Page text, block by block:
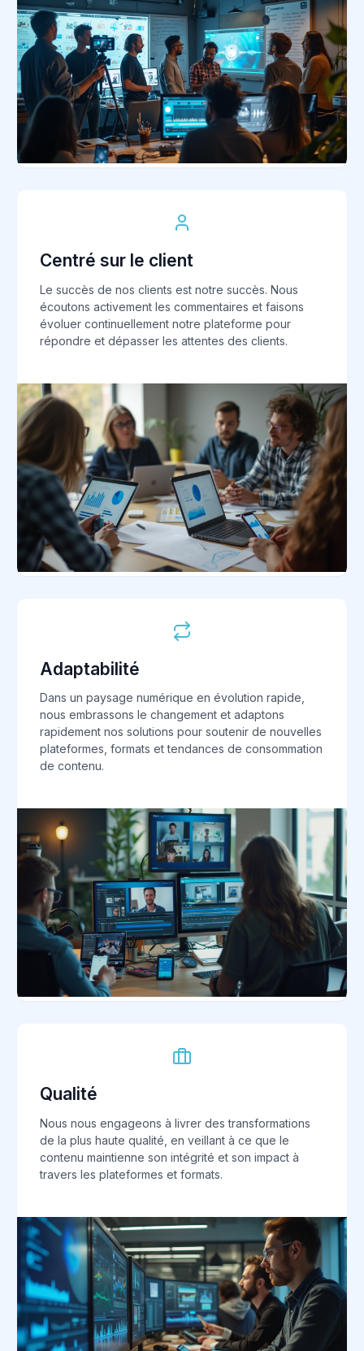
Centré sur le client
Le succès de nos clients est notre succès. Nous
écoutons activement les commentaires et faisons
évoluer continuellement notre plateforme pour
répondre et dépasser les attentes des clients.
Adaptabilité
Dans un paysage numérique en évolution rapide,
nous embrassons le changement et adaptons
rapidement nos solutions pour soutenir de nouvelles
plateformes, formats et tendances de consommation
de contenu.
Qualité
Nous nous engageons à livrer des transformations
de la plus haute qualité, en veillant à ce que le
contenu maintienne son intégrité et son impact à
travers les plateformes et formats.